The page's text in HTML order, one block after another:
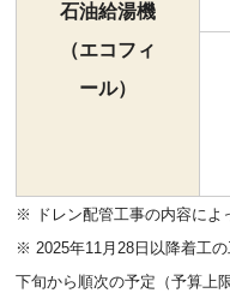
石油給湯機
（エコフィ
ール）
※ ドレン配管工事の内容によ
※ 2025年11月28日以降着工
下旬から順次の予定（予算上